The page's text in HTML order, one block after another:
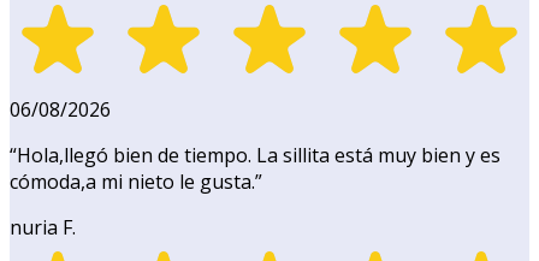
06/08/2026
“Hola,llegó bien de tiempo. La sillita está muy bien y es
cómoda,a mi nieto le gusta.”
nuria F.